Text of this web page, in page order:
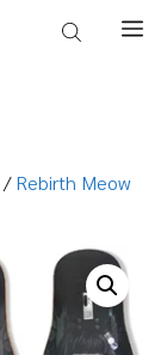
/Rebirth Meow